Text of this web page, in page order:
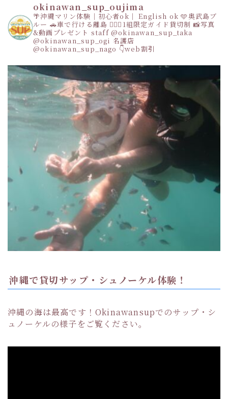
okinawan_sup_oujima
🌴沖縄マリン体験｜初心者ok｜ English ok 🩵奥武島ブ
ルー 🚗車で行ける離島 👩‍❤️‍👩1組限定ガイド貸切制 📸写真
&動画プレゼント staff@okinawan_sup_taka
@okinawan_sup_ogi 名護店
@okinawan_sup_nago 👇web割引
沖縄で貸切サップ・シュノーケル体験！
沖縄の海は最高です！Okinawansupでのサップ・シ
ュノーケルの様子をご覧ください。